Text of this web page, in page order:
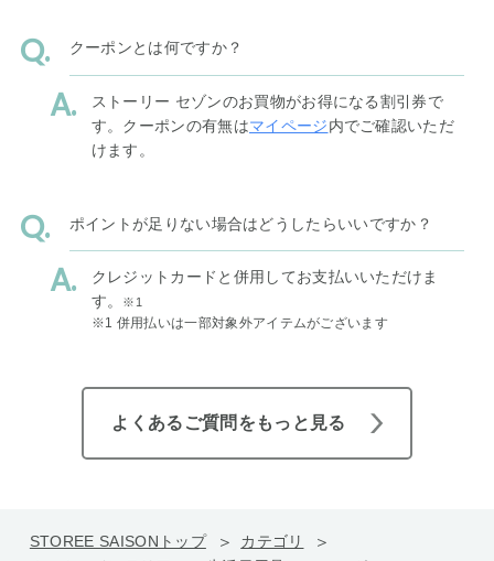
クーポンとは何ですか？
ストーリー セゾンのお買物がお得になる割引券で
す。クーポンの有無はマイページ内でご確認いただ
けます。
ポイントが足りない場合はどうしたらいいですか？
クレジットカードと併用してお支払いいただけま
す。
※1
※1 併用払いは一部対象外アイテムがございます
よくあるご質問をもっと見る
STOREE SAISONトップ
カテゴリ